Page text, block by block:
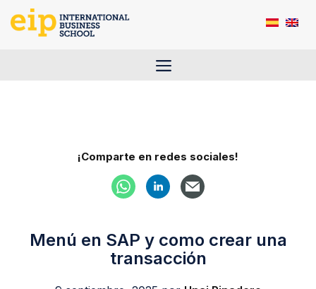
Saltar
Menú
¡Comparte en redes sociales!
Menú en SAP y como crear una
transacción